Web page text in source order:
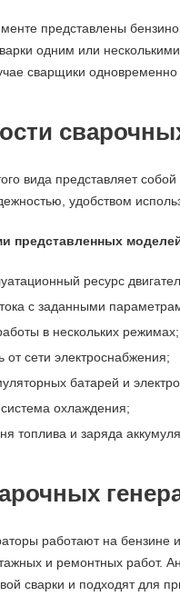
представлены
одним или
сварщики
вида представляет
удобством
представленных
ресурс
с заданными
в нескольких режимах;
от сети электроснабжения;
батарей и
охлаждения;
топлива и заряда
работают на бензине
и ремонтных работ.
сварки и подходят для